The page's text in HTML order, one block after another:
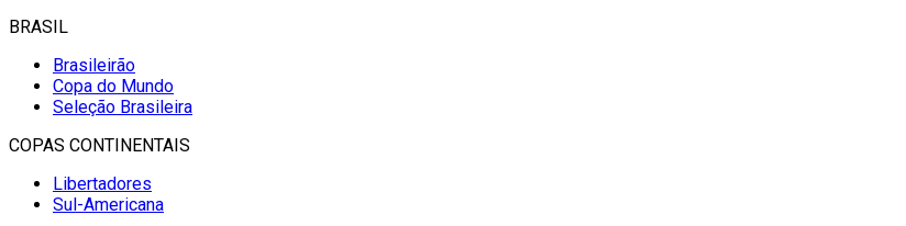
BRASIL
Brasileirão
Copa do Mundo
Seleção Brasileira
COPAS CONTINENTAIS
Libertadores
Sul-Americana